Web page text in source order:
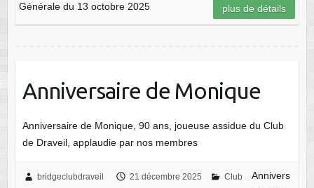
Générale du 13 octobre 2025
plus de détails
Anniversaire de Monique
Anniversaire de Monique, 90 ans, joueuse assidue du Club
de Draveil, applaudie par nos membres
bridgeclubdraveil 21 décembre 2025 Club
Annivers